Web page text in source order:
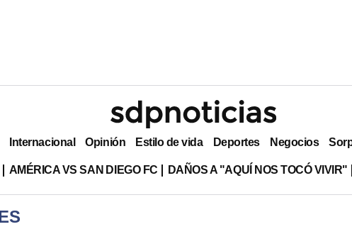
Internacional Opinión Estilo de vida Deportes Negocios
AMÉRICA VS SAN DIEGO FC DAÑOS A "AQUÍ NOS TOCÓ VIVIR"